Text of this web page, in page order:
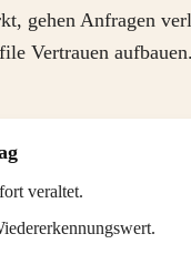
gehen Anfragen
Vertrauen
veraltet.